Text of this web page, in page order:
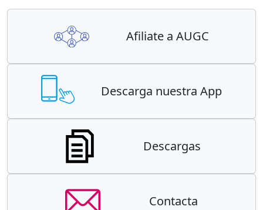
Afiliate a AUGC
Descarga nuestra App
Descargas
Contacta